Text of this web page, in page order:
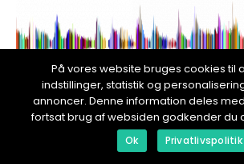
På vores website bruges cookies til
indstillinger, statistik og
annoncer. Denne information deles
fortsat brug af websiden godkender du
Ok Privatlivspolitik